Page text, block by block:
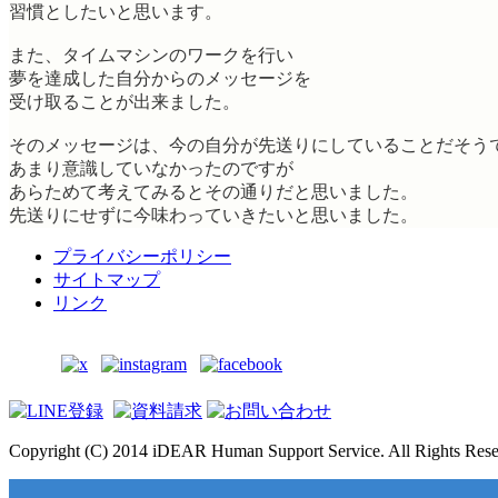
習慣としたいと思います。
また、タイムマシンのワークを行い
夢を達成した自分からのメッセージを
受け取ることが出来ました。
そのメッセージは、今の自分が先送りにしていることだそう
あまり意識していなかったのですが
あらためて考えてみるとその通りだと思いました。
先送りにせずに今味わっていきたいと思いました。
プライバシーポリシー
サイトマップ
リンク
Copyright (C) 2014 iDEAR Human Support Service. All Rights